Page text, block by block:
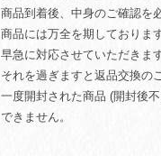
商品到着後、中身のご確認を
商品には万全を期しておりま
早急に対応させていただきま
それを過ぎますと返品交換の
一度開封された商品 (開封後
できません。